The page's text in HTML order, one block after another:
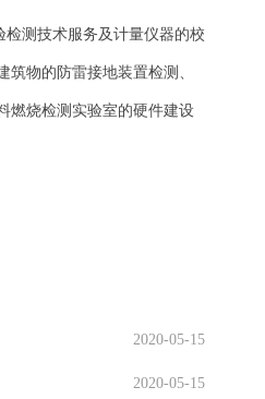
测技术服务及计量仪器的校
物的防雷接地装置检测、
燃烧检测实验室的硬件建设
2020-05-15
2020-05-15